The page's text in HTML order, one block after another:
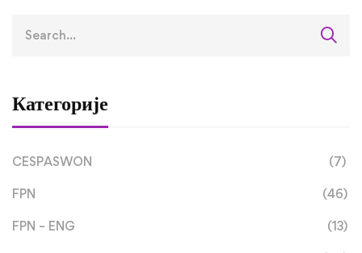
Категорије
CESPASWON (7)
FPN (46)
FPN – ENG (13)